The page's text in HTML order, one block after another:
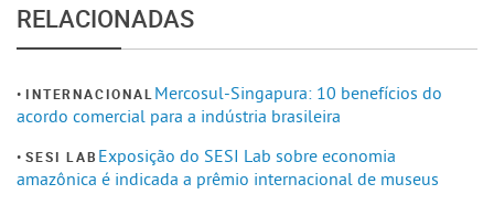
RELACIONADAS
INTERNACIONAL Mercosul-Singapura: 10 benefícios do
acordo comercial para a indústria brasileira
SESI LAB Exposição do SESI Lab sobre economia
amazônica é indicada a prêmio internacional de museus